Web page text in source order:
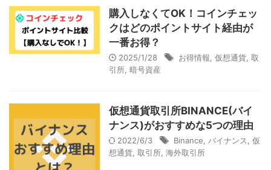
購入しなくてOK！コインチェッ
クはどのポイントサイト経由が
一番お得？
2025/1/28 お得情報 仮想通貨 取
引所 暗号資産
仮想通貨取引所BINANCE(バイ
ナンス)がおすすめな5つの理由
2022/6/3 Binance バイナンス
仮
想通貨 取引所 海外取引所